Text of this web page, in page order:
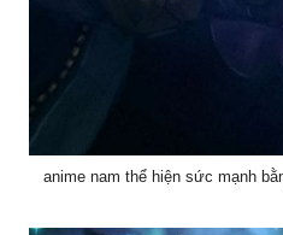
anime nam thể hiện sức mạnh